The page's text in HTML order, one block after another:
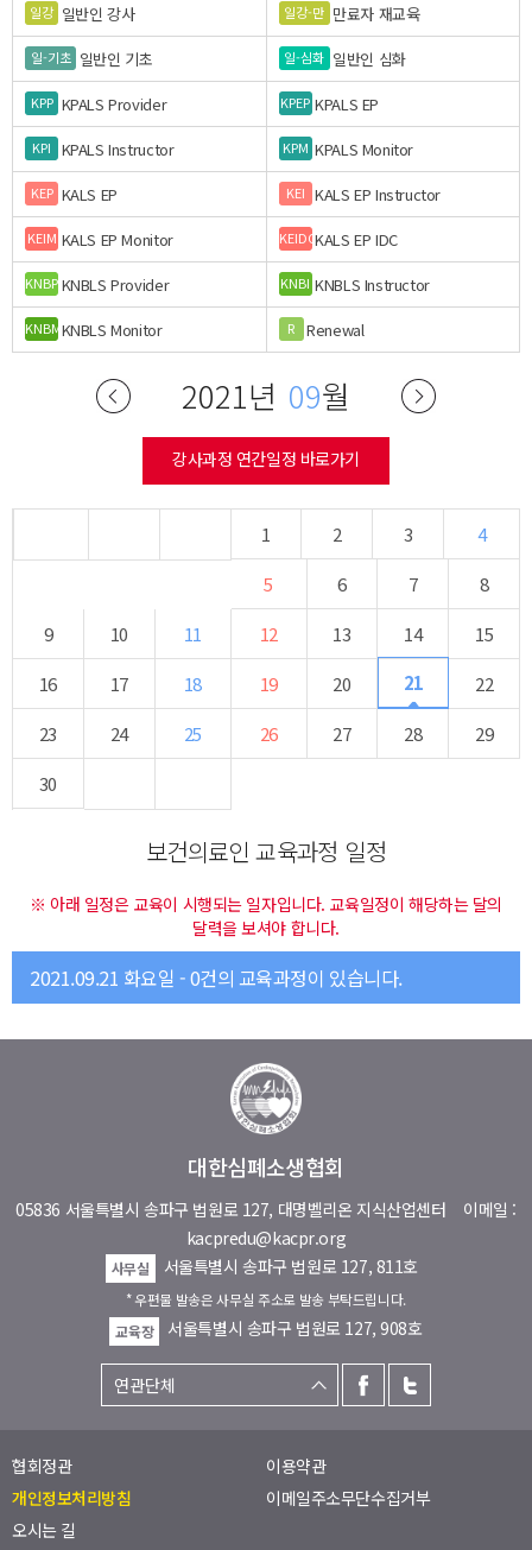
일강 일반인 강사 일강-만 만료자 재교육
일-기초 일반인 기초 일-심화 일반인 심화
KPP KPALS Provider KPEP KPALS EP
KPI KPALS Instructor KPM KPALS Monitor
KEP KALS EP KEI KALS EP Instructor
KEIM KALS EP Monitor KEIDCKALS EP IDC
KNBPKNBLS Provider KNBI KNBLS Instructor
KNBMKNBLS Monitor R Renewal
2021년 09월
강사과정 연간일정 바로가기
1 2 3
4
5
6 7
8
9
10 11 12 13 14
15
16
17 18 19 20 21
22
23
24 25 26 27 28
29
30
보건의료인 교육과정 일정
※ 아래 일정은 교육이 시행되는 일자입니다. 교육일정이 해당하는 달의
달력을 보셔야 합니다.
2021.09.21 화요일 - 0건의 교육과정이 있습니다.
대한심폐소생협회
05836 서울특별시 송파구 법원로 127, 대명벨리온 지식산업센터 이메일 :
kacpredu@kacpr.org
사무실 서울특별시 송파구 법원로 127, 811호
* 우편물 발송은 사무실 주소로 발송 부탁드립니다.
교육장
서울특별시 송파구 법원로 127, 908호
협회정관
이용약관
개인정보처리방침
이메일주소무단수집거부
오시는 길